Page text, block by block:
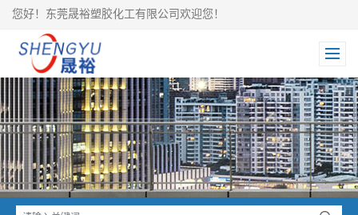
您好！东莞晟裕塑胶化工有限公司欢迎您！